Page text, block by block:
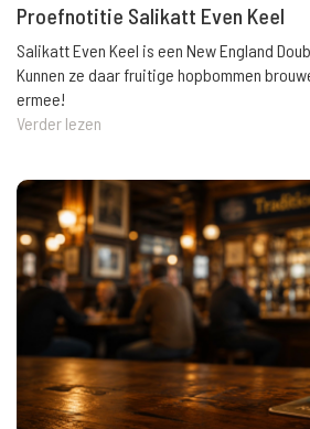
Proefnotitie Salikatt Even Keel
Salikatt Even Keel is een New England
Kunnen ze daar fruitige hopbommen
ermee!
Verder lezen